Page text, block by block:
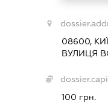
08600,
ВУЛИЦЯ
100 грн.